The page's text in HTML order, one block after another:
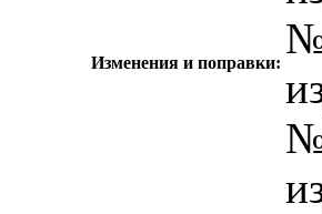
Изменения и поправки: